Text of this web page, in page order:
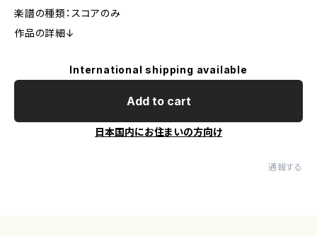
楽譜の種類：スコアのみ
作品の詳細↓
International shipping available
Add to cart
日本国内にお住まいの方向け
通報する